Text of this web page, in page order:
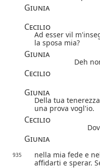
Giunia
Cecilio
Ad esser vil
la sposa mia?
Giunia
Deh
Cecilio
Giunia
Della tua tenerezza
una prova vogl'io.
Cecilio
Giunia
935
nella mia fede e
affidarti e sperar.